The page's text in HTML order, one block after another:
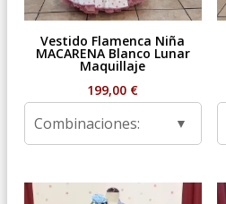
Vestido Flamenca Niña
MACARENA Blanco Lunar
Maquillaje
199,00 €
Combinaciones: